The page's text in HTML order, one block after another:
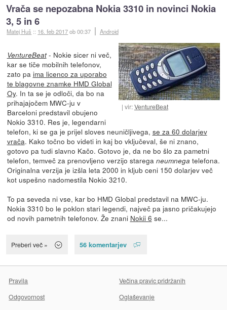
Vrača se nepozabna Nokia 3310 in novinci Nokia
3, 5 in 6
Matej Huš :: 16. feb 2017ob 00:37 Android
vir:VentureBeat
VentureBeat- Nokie sicer ni več,
kar se tiče mobilnih telefonov,
zato pa ima licenco za uporabo
te blagovne znamke HMD Global
Oy. In ta se je odloči, da bo na
prihajajočem MWC-ju v
Barceloni predstavil obujeno
Nokio 3310. Res je, legendarni
telefon, ki se ga je prijel sloves neuničljivega, se za 60 dolarjev
vrača. Kako točno bo videti in kaj bo vključeval, še ni znano,
gotovo pa tudi slavno Kačo. Gotovo je, da ne bo šlo za pametni
telefon, temveč za prenovljeno verzijo starega neumnega telefona.
Originalna verzija je izšla leta 2000 in kljub ceni 150 dolarjev več
kot uspešno nadomestila Nokio 3210.
To pa seveda ni vse, kar bo HMD Global predstavil na MWC-ju.
Nokia 3310 bo le poklon stari legendi, največ pa jasno pričakujejo
od novih pametnih telefonov. Že znani Nokii 6 se...
Preberi več » 56 komentarjev
Pravila
Večina pravic pridržanih
Odgovornost
Oglaševanje